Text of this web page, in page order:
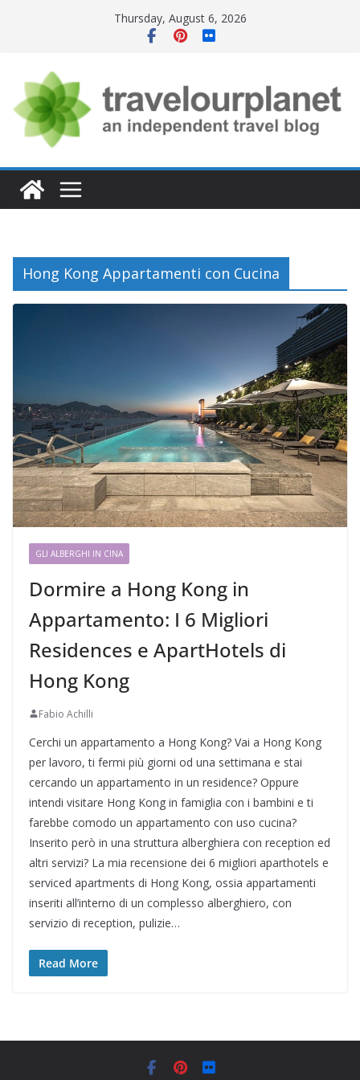
Thursday, August 6, 2026
Hong Kong Appartamenti con Cucina
GLI ALBERGHI IN CINA
Dormire a Hong Kong in
Appartamento: I 6 Migliori
Residences e ApartHotels di
Hong Kong
Fabio Achilli
Cerchi un appartamento a Hong Kong? Vai a Hong Kong
per lavoro, ti fermi più giorni od una settimana e stai
cercando un appartamento in un residence? Oppure
intendi visitare Hong Kong in famiglia con i bambini e ti
farebbe comodo un appartamento con uso cucina?
Inserito però in una struttura alberghiera con reception ed
altri servizi? La mia recensione dei 6 migliori aparthotels e
serviced apartments di Hong Kong, ossia appartamenti
inseriti all’interno di un complesso alberghiero, con
servizio di reception, pulizie…
Read More